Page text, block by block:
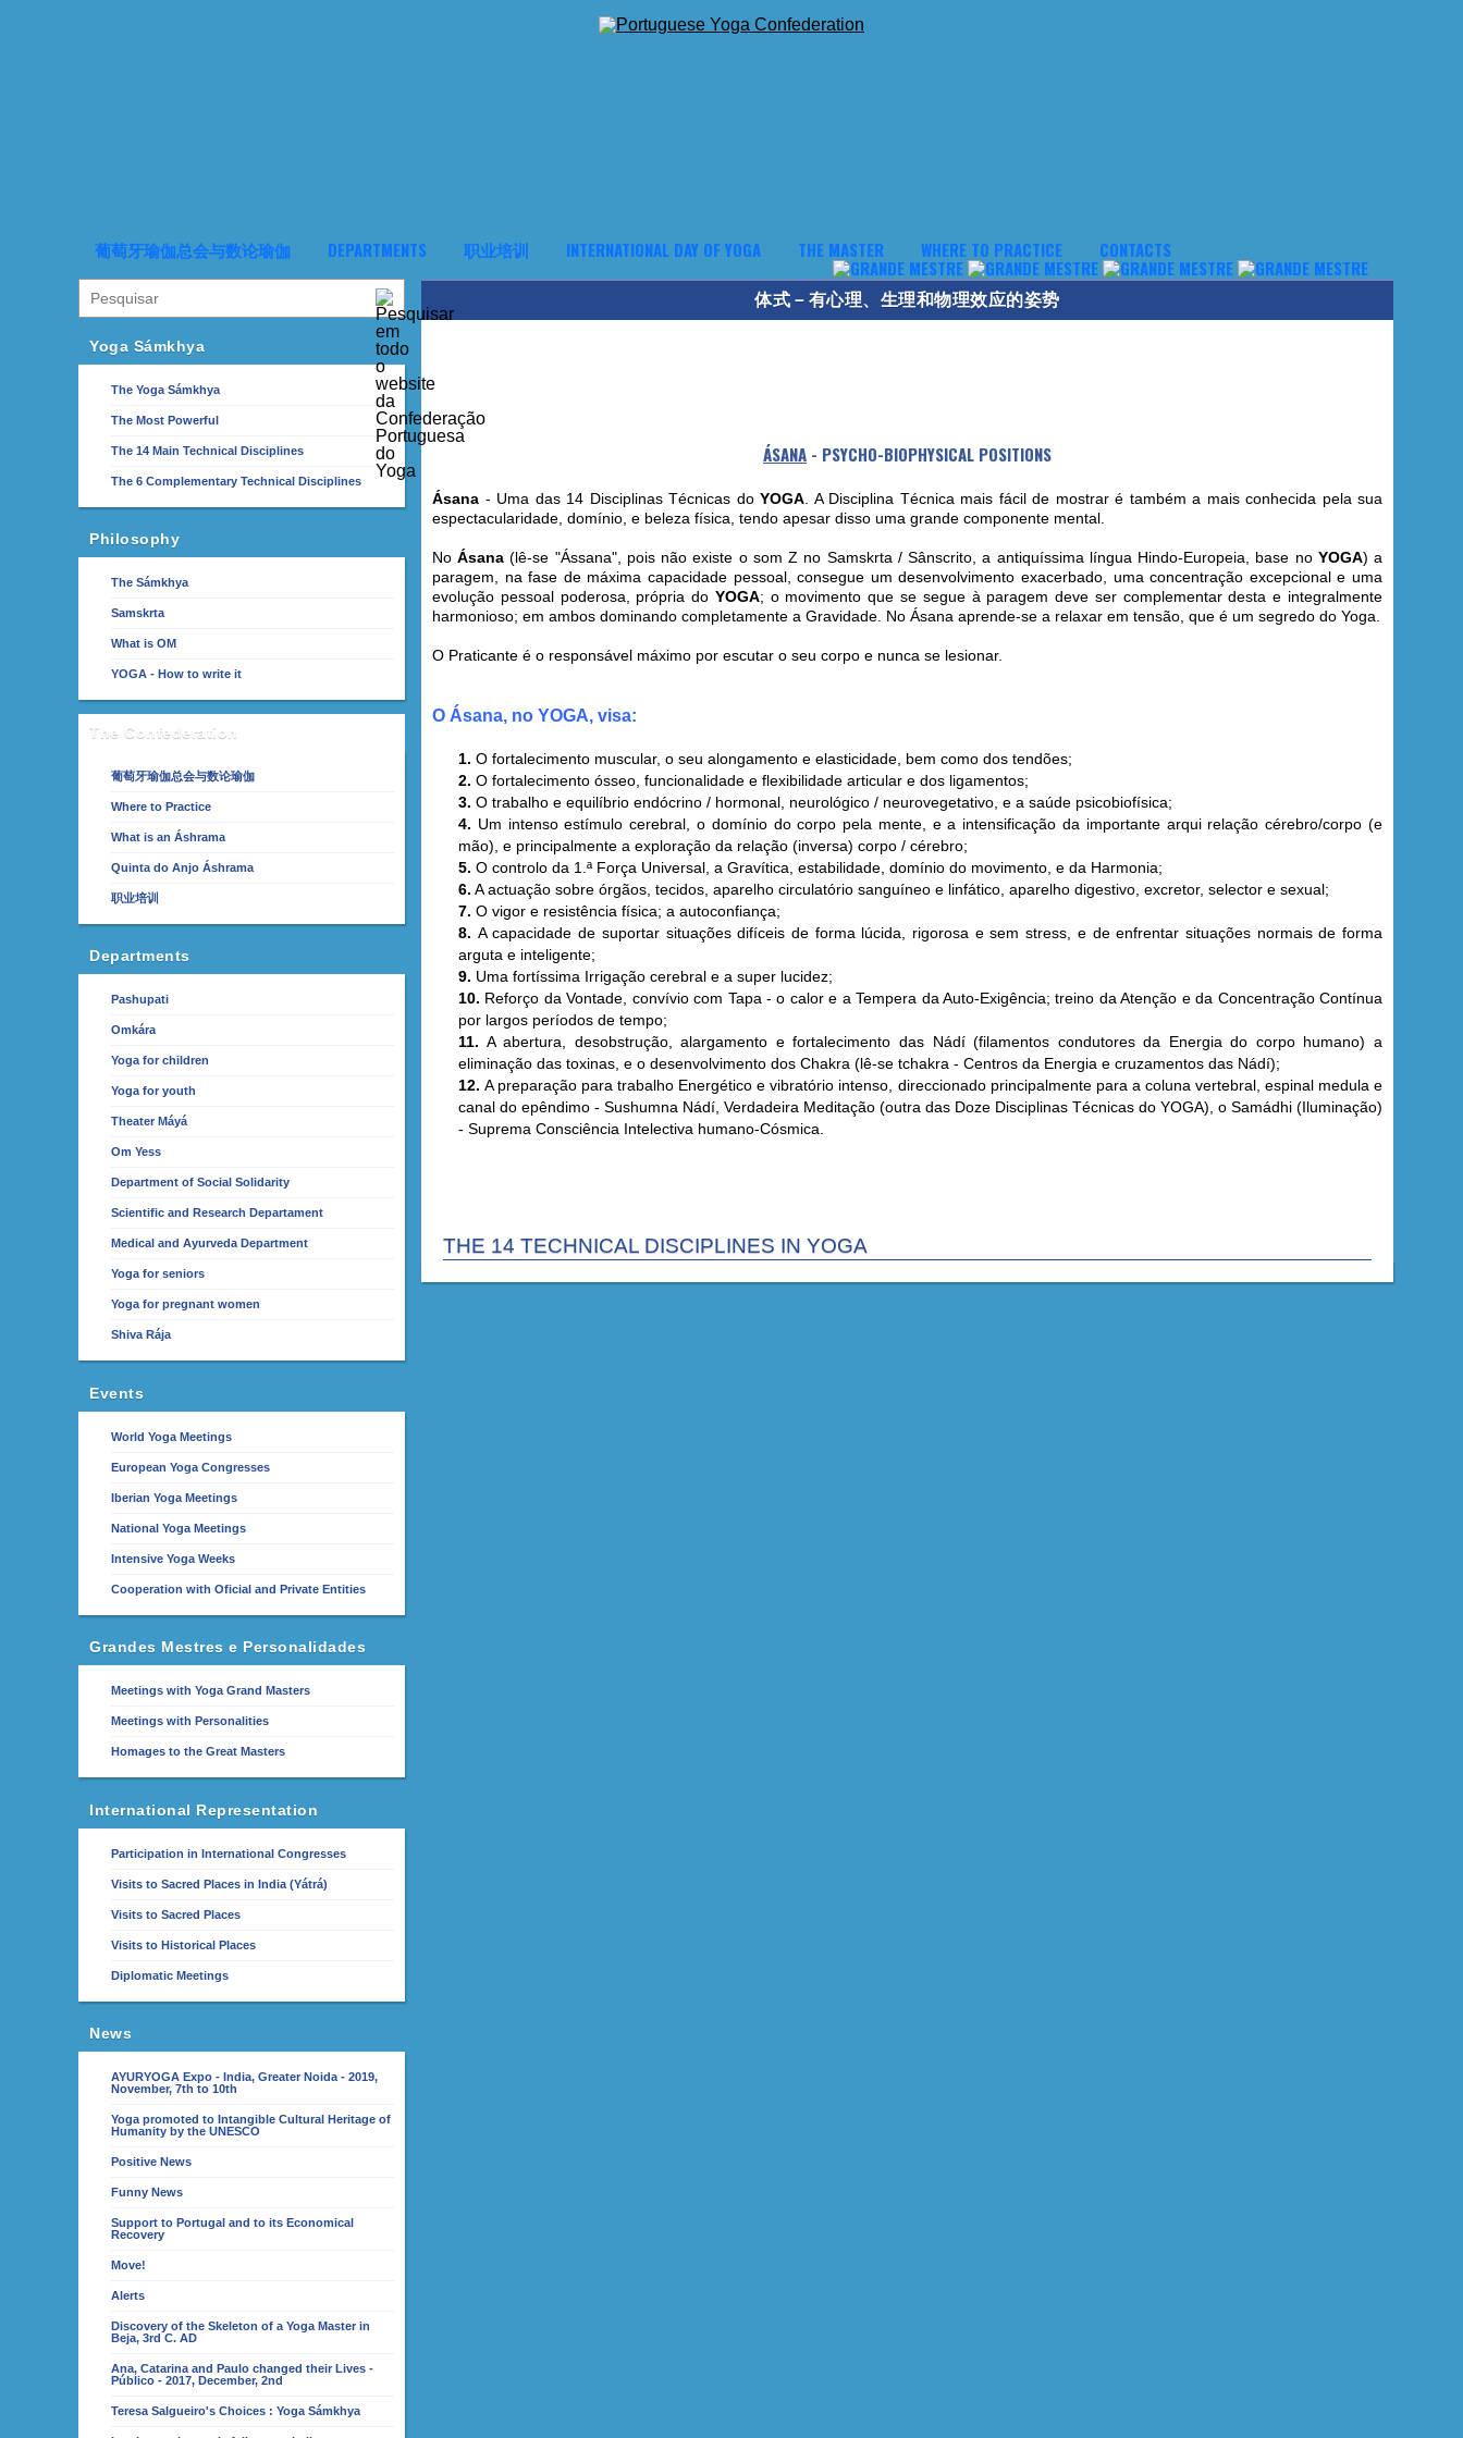
葡萄牙瑜伽总会与数论瑜伽 DEPARTMENTS 职业培训 INTERNATIONAL DAY OF YOGA THE MASTER WHERE TO PRACTICE CONTACTS
Yoga Sámkhya
The Yoga Sámkhya
The Most Powerful
The 14 Main Technical Disciplines
The 6 Complementary Technical Disciplines
Philosophy
The Sámkhya
Samskrta
What is OM
YOGA - How to write it
The Confederation
葡萄牙瑜伽总会与数论瑜伽
Where to Practice
What is an Áshrama
Quinta do Anjo Áshrama
职业培训
Departments
Pashupati
Omkára
Yoga for children
Yoga for youth
Theater Máyá
Om Yess
Department of Social Solidarity
Scientific and Research Departament
Medical and Ayurveda Department
Yoga for seniors
Yoga for pregnant women
Shiva Rája
Events
World Yoga Meetings
European Yoga Congresses
Iberian Yoga Meetings
National Yoga Meetings
Intensive Yoga Weeks
Cooperation with Oficial and Private Entities
Grandes Mestres e Personalidades
Meetings with Yoga Grand Masters
Meetings with Personalities
Homages to the Great Masters
International Representation
Participation in International Congresses
Visits to Sacred Places in India (Yátrá)
Visits to Sacred Places
Visits to Historical Places
Diplomatic Meetings
News
AYURYOGA Expo - India, Greater Noida - 2019,
November, 7th to 10th
Yoga promoted to Intangible Cultural Heritage of
Humanity by the UNESCO
Positive News
Funny News
Support to Portugal and to its Economical
Recovery
Move!
Alerts
Discovery of the Skeleton of a Yoga Master in
Beja, 3rd C. AD
Ana, Catarina and Paulo changed their Lives -
Público - 2017, December, 2nd
Teresa Salgueiro's Choices : Yoga Sámkhya
体式－有心理、生理和物理效应的姿势
ÁSANA - PSYCHO-BIOPHYSICAL POSITIONS
Ásana - Uma das 14 Disciplinas Técnicas do YOGA . A Disciplina Técnica mais fácil de mostrar é também a mais conhecida pela sua
espectacularidade, domínio, e beleza física, tendo apesar disso uma grande componente mental.
NoÁsana (lê-se "Ássana", pois não existe o som Z no Samskrta / Sânscrito, a antiquíssima língua Hindo-Europeia, base no YOGA) a
paragem, na fase de máxima capacidade pessoal, consegue um desenvolvimento exacerbado, uma concentração excepcional e uma
evolução pessoal poderosa, própria do YOGA; o movimento que se segue à paragem deve ser complementar desta e integralmente
harmonioso; em ambos dominando completamente a Gravidade. No Ásana aprende-se a relaxar em tensão, que é um segredo do Yoga.
O Praticante é o responsável máximo por escutar o seu corpo e nunca se lesionar.
O Ásana, no YOGA, visa:
1. O fortalecimento muscular, o seu alongamento e elasticidade, bem como dos tendões;
2. O fortalecimento ósseo, funcionalidade e flexibilidade articular e dos ligamentos;
3. O trabalho e equilíbrio endócrino / hormonal, neurológico / neurovegetativo, e a saúde psicobiofísica;
4. Um intenso estímulo cerebral, o domínio do corpo pela mente, e a intensificação da importante arqui relação cérebro/corpo (e
mão), e principalmente a exploração da relação (inversa) corpo / cérebro;
5. O controlo da 1.ª Força Universal, a Gravítica, estabilidade, domínio do movimento, e da Harmonia;
6. A actuação sobre órgãos, tecidos, aparelho circulatório sanguíneo e linfático, aparelho digestivo, excretor, selector e sexual;
7. O vigor e resistência física; a autoconfiança;
8. A capacidade de suportar situações difíceis de forma lúcida, rigorosa e sem stress, e de enfrentar situações normais de forma
arguta e inteligente;
9. Uma fortíssima Irrigação cerebral e a super lucidez;
10. Reforço da Vontade, convívio com Tapa - o calor e a Tempera da Auto-Exigência; treino da Atenção e da Concentração Contínua
por largos períodos de tempo;
11. A abertura, desobstrução, alargamento e fortalecimento das Nádí (filamentos condutores da Energia do corpo humano) a
eliminação das toxinas, e o desenvolvimento dos Chakra (lê-se tchakra - Centros da Energia e cruzamentos das Nádí);
12.A preparação para trabalho Energético e vibratório intenso, direccionado principalmente para a coluna vertebral, espinal medula e
canal do epêndimo - Sushumna Nádí, Verdadeira Meditação (outra das Doze Disciplinas Técnicas do YOGA), o Samádhi (Iluminação)
- Suprema Consciência Intelectiva humano-Cósmica.
THE 14 TECHNICAL DISCIPLINES IN YOGA